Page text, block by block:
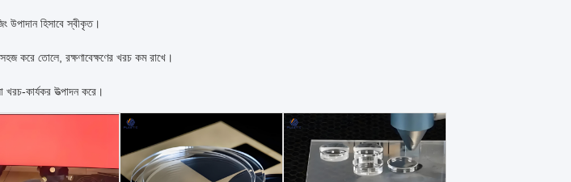
উপাদান হিসাবে স্বীকৃত।
করে তোলে, রক্ষণাবেক্ষণের খরচ কম রাখে।
কার্যকর উত্পাদন করে।